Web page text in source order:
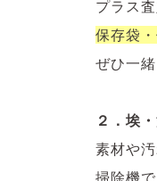
プラス
保存袋
ぜひ一
２．埃
素材や
掃除機